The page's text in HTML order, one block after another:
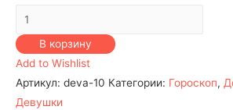
Количество
Гороскоп
-
№10
В корзину
Add to Wishlist
Артикул: deva-10 Категории: Гороскоп,
Девушки